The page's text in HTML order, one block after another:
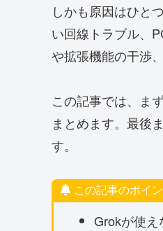
しかも原因はひと
い回線トラブル、
や拡張機能の干渉
この記事では、ま
まとめます。最後
す。
この記事のポイ
Grokが使